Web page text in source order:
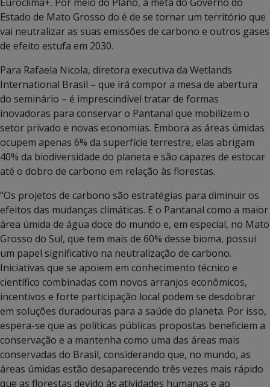
Estado de Mato Grosso do é de se tornar um território que
vai neutralizar as suas emissões de carbono e outros gases
de efeito estufa em 2030.
Para Rafaela Nicola, diretora executiva da Wetlands
International Brasil – que irá compor a mesa de abertura
do seminário – é imprescindível tratar de formas
inovadoras para conservar o Pantanal que mobilizem o
setor privado e novas economias. Embora as áreas úmidas
ocupem apenas 6% da superfície terrestre, elas abrigam
40% da biodiversidade do planeta e são capazes de estocar
até o dobro de carbono em relação às florestas.
“Os projetos de carbono são estratégias para diminuir os
efeitos das mudanças climáticas. E o Pantanal como a maior
área úmida de água doce do mundo e, em especial, no Mato
Grosso do Sul, que tem mais de 60% desse bioma, possui
um papel significativo na neutralização de carbono.
Iniciativas que se apoiem em conhecimento técnico e
científico combinadas com novos arranjos econômicos,
incentivos e forte participação local podem se desdobrar
em soluções duradouras para a saúde do planeta. Por isso,
espera-se que as políticas públicas propostas beneficiem a
conservação e a mantenha como uma das áreas mais
conservadas do Brasil, considerando que, no mundo, as
áreas úmidas estão desaparecendo três vezes mais rápido
que as florestas devido às atividades humanas e ao